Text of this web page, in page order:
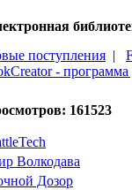
поступления |
-
161523
Волкодава
Дозор